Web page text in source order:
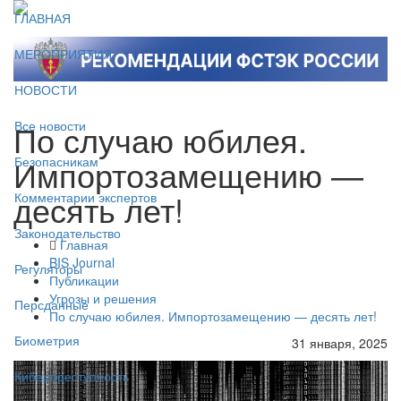
ГЛАВНАЯ
МЕРОПРИЯТИЯ
НОВОСТИ
Все новости
Безопасникам
Комментарии экспертов
Законодательство
Регуляторы
Персданные
Биометрия
Киберпреступность
По случаю юбилея.
Импортозамещению —
десять лет!
Главная
BIS Journal
Публикации
Угрозы и решения
По случаю юбилея. Импортозамещению — десять лет!
31 января, 2025